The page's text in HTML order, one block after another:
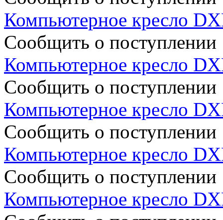
Компьютерное кресло
Сообщить о поступлении
Компьютерное кресло
Сообщить о поступлении
Компьютерное кресло
Сообщить о поступлении
Компьютерное кресло
Сообщить о поступлении
Компьютерное кресло